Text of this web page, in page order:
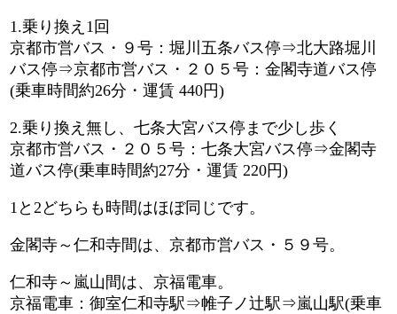
1.乗り換え1回
京都市営バス・９号：堀川五条バス停⇒北大路堀川
バス停⇒京都市営バス・２０５号：金閣寺道バス停
(乗車時間約26分・運賃 440円)
2.乗り換え無し、七条大宮バス停まで少し歩く
京都市営バス・２０５号：七条大宮バス停⇒金閣寺
道バス停(乗車時間約27分・運賃 220円)
1と2どちらも時間はほぼ同じです。
金閣寺～仁和寺間は、京都市営バス・５９号。
仁和寺～嵐山間は、京福電車。
京福電車：御室仁和寺駅⇒帷子ノ辻駅⇒嵐山駅(乗車